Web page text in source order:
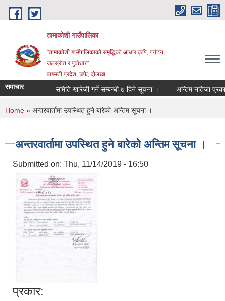
Skip to main content
तामाकोशी गाउँपालिका
"तामाकोशी गाउँपालिकाको समृद्धिको आधार कृषि, पर्यटन,
जलस्रोत र पुर्वाधार"
बागमती प्रदेश, जफे, दोलखा
समाचार समिति खारेजी गर्ने सम्बन्धी ७ दिने सूचना । अन्तिम नतिजा
You are here
Home » अन्तरवार्तामा उपस्थित हुने बारेको अन्तिम सूचना ।
अन्तरवार्तामा उपस्थित हुने बारेको अन्तिम सूचना ।
Submitted on: Thu, 11/14/2019 - 16:50
प्रकार: